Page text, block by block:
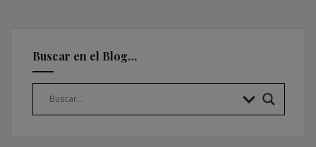
Buscar en el Blog…